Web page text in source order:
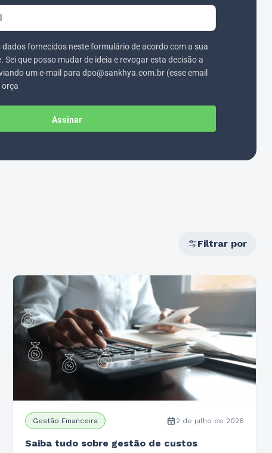
dados fornecidos neste formulário de acordo com a sua
Sei que posso mudar de ideia e revogar esta decisão a
um e-mail para dpo@sankhya.com.br (esse email
orça
Assinar
Filtrar por
Gestão Financeira 2 de julho de 2026
Saiba tudo sobre gestão de custos